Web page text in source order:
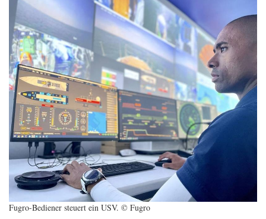
Fugro-Bediener steuert ein USV. © Fugro